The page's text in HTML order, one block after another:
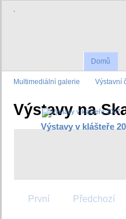
.
Domů
Multimediální galerie Výstavní
Výstavy na
Výstavy v klášteře
První Předchozí